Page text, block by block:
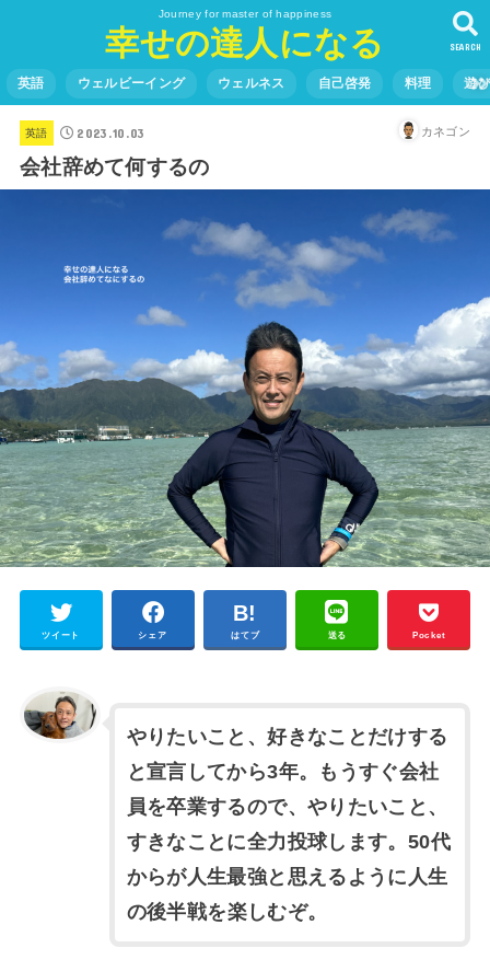
Journey for master of happiness
幸せの達人になる SEARCH
英語 ウェルビーイング ウェルネス 自己啓発 料理 遊
英語 2023.10.03 カネゴン
会社辞めて何するの
ツイート シェア はてブ 送る Pocket
やりたいこと、好きなことだけする
と宣言してから3年。もうすぐ会社
員を卒業するので、やりたいこと、
すきなことに全力投球します。50代
からが人生最強と思えるように人生
の後半戦を楽しむぞ。